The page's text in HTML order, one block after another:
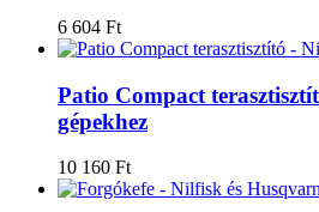
6 604 Ft
Patio Compact
gépekhez
10 160 Ft